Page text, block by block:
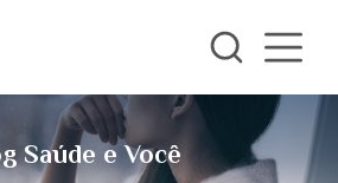
Saúde e Você